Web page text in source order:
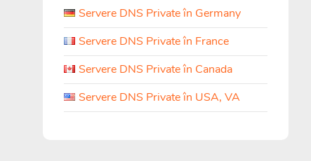
Servere DNS Private în Germany
Servere DNS Private în France
Servere DNS Private în Canada
Servere DNS Private în USA, VA